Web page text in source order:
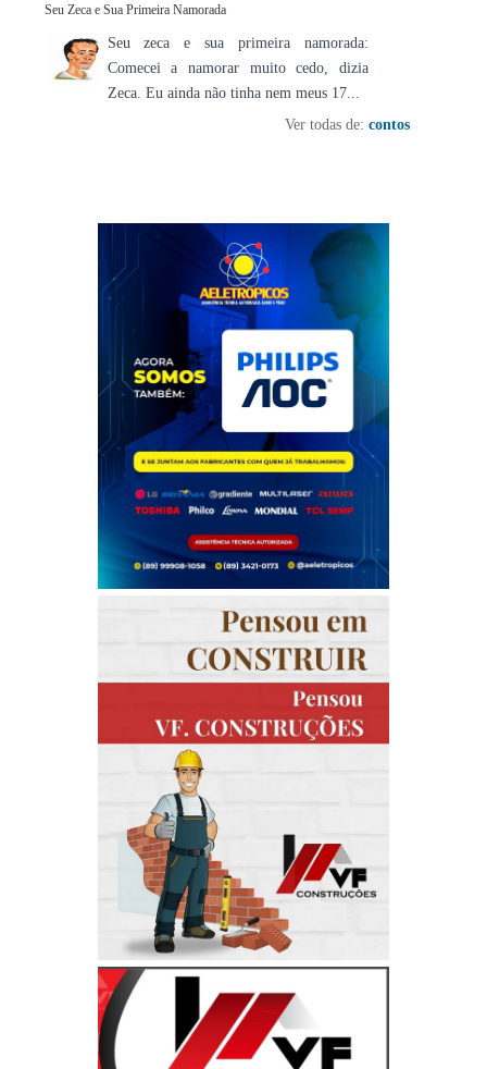
Seu Zeca e Sua Primeira Namorada
Seu zeca e sua primeira namorada:
Comecei a namorar muito cedo, dizia
Zeca. Eu ainda não tinha nem meus 17...
Ver todas de: contos